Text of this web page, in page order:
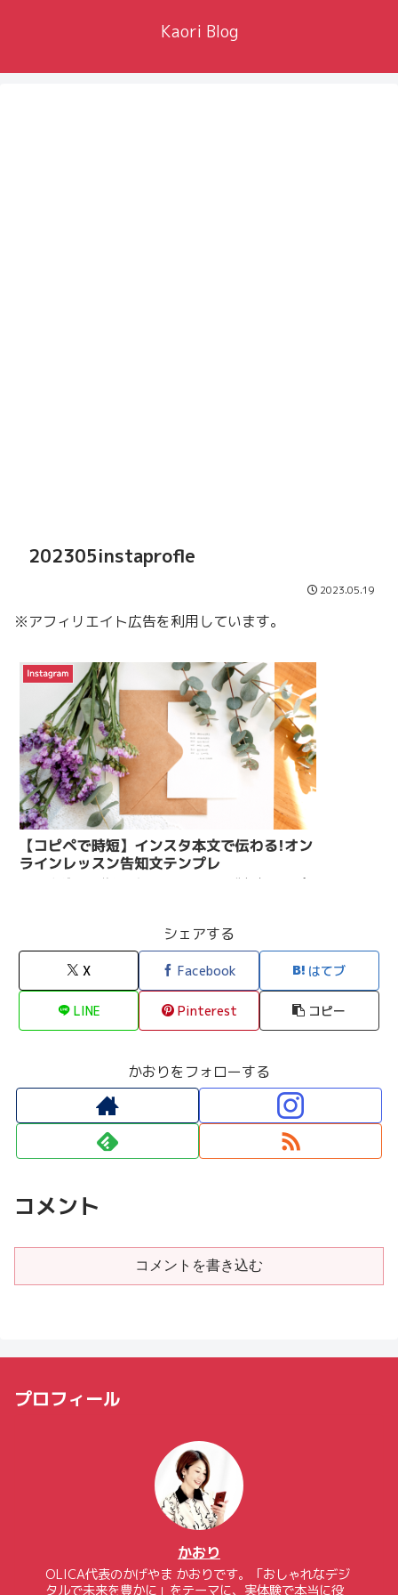
Kaori Blog
202305instaprofle
2023.05.19
※アフィリエイト広告を利用しています。
シェアする
X Facebook はてブ
LINE Pinterest コピー
かおりをフォローする
コメント
コメントを書き込む
プロフィール
かおり
OLICA代表のかげやま かおりです。「おしゃれなデジ
タルで未来を豊かに」をテーマに、実体験で本当に役